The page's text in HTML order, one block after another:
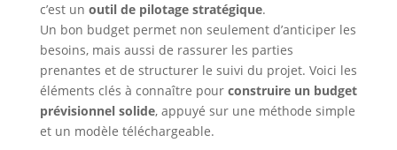
c’est un outil de pilotage stratégique.
Un bon budget permet non seulement d’anticiper les
besoins, mais aussi de rassurer les parties
prenantes et de structurer le suivi du projet. Voici les
éléments clés à connaître pour construire un budget
prévisionnel solide, appuyé sur une méthode simple
et un modèle téléchargeable.